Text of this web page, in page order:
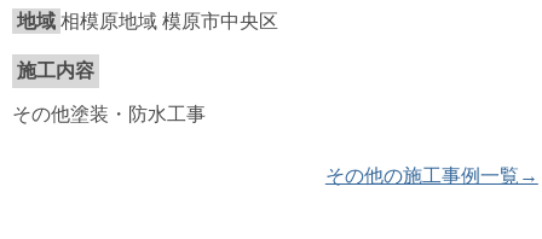
地域 相模原地域 模原市中央区
施工内容
その他塗装・防水工事
その他の施工事例一覧→